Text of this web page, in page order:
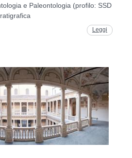
e Paleontologia (profilo: SSD
Leggi